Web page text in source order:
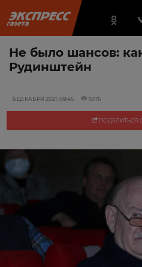
Не было шансов:
Рудинштейн
6 ДЕКАБРЯ 2021, 09:45 15176
ПОДЕЛИТЬСЯ